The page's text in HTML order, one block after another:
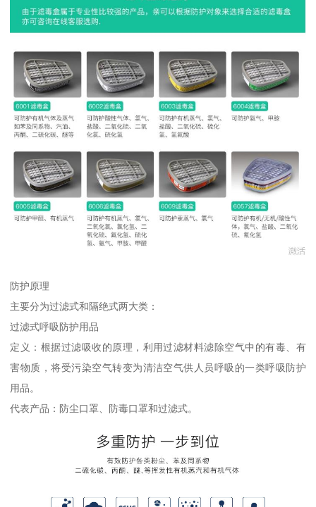
防护原理
主要分为过滤式和隔绝式两大类：
过滤式呼吸防护用品
定义：根据过滤吸收的原理，利用过滤材料滤除空气中的有毒、有
害物质，将受污染空气转变为清洁空气供人员呼吸的一类呼吸防护
用品。
代表产品：防尘口罩、防毒口罩和过滤式。